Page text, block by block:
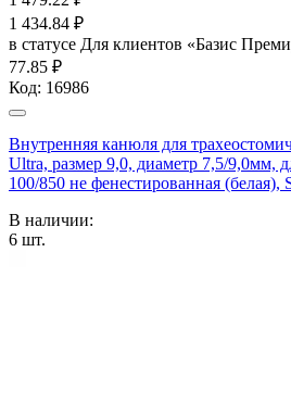
1 434.84 ₽
в статусе Для клиентов «Базис
77.85 ₽
Код: 16986
Внутренняя канюля для
Ultra, размер 9,0, диаметр 7,5/9,0мм,
100/850 не фенестированная
В наличии:
6 шт.